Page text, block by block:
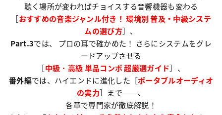
聴く場所が変わればチョイスする音響機器も変わる
［おすすめの音楽ジャンル付き！ 環境別 普及・中級システ
ムの選び方］、
Part.3では、
プロの耳で確かめた！ さらにシステムをグレ
ードアップさせる
［中級 ・ 高級 単品コンポ 超厳選ガイド］、
番外編では、ハイエンドに進化した［ポータブルオーディオ
の実力］まで──、
各章で専門家が徹底解説！